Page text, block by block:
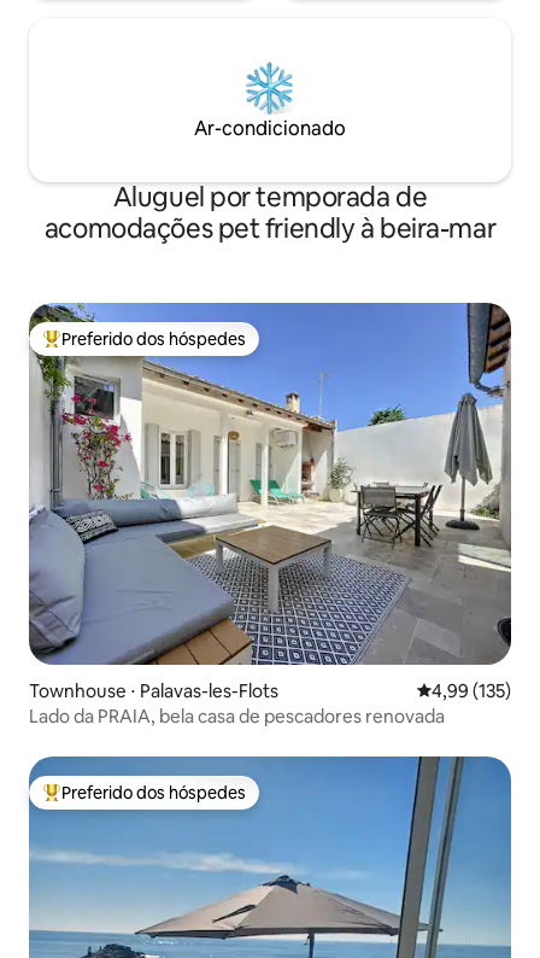
Ar-condicionado
Aluguel por temporada de
acomodações pet friendly à beira-mar
Entre os melhores preferidos dos hóspedes
Preferido dos hóspedes
Townhouse ⋅ Palavas-les-Flots 4,99 de uma
4,99 (135)
Lado da PRAIA, bela casa de pescadores renovada
Entre os melhores preferidos dos hóspedes
Preferido dos hóspedes